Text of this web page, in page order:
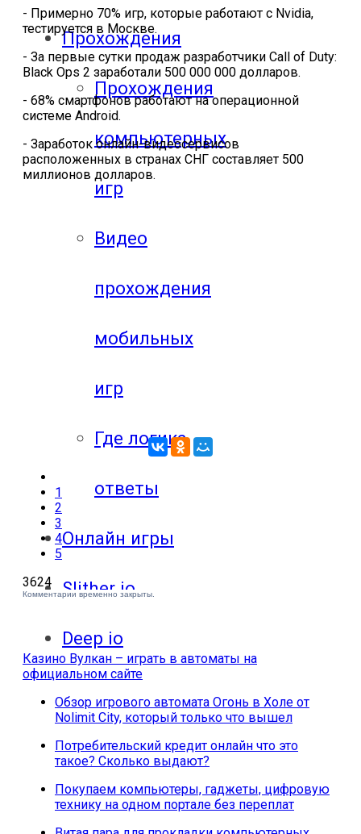
Прохождения
Прохождения
компьютерных
игр
Видео
прохождения
мобильных
игр
Где логика
ответы
Онлайн игры
Slither io
Deep io
- Примерно 70% игр, которые работают с Nvidia,
тестируется в Москве.
- За первые сутки продаж разработчики Call of Duty:
Black Ops 2 заработали 500 000 000 долларов.
- 68% смартфонов работают на операционной
системе Android.
- Заработок онлайн-видеосервисов
расположенных в странах СНГ составляет 500
миллионов долларов.
1
2
3
4
5
3624
Комментарии временно закрыты.
Казино Вулкан – играть в автоматы на
официальном сайте
Обзор игрового автомата Огонь в Холе от
Nolimit City, который только что вышел
Потребительский кредит онлайн что это
такое? Сколько выдают?
Покупаем компьютеры, гаджеты, цифровую
технику на одном портале без переплат